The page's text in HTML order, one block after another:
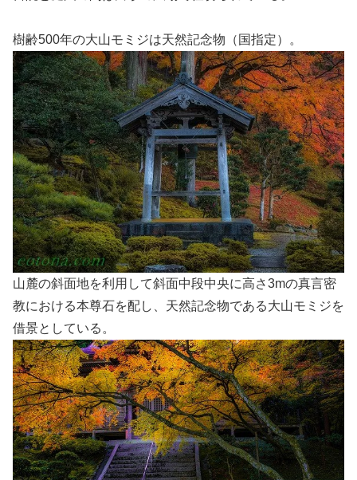
樹齢500年の大山モミジは天然記念物（国指定）。
山麓の斜面地を利用して斜面中段中央に高さ3mの真言密
教における本尊石を配し、天然記念物である大山モミジを
借景としている。